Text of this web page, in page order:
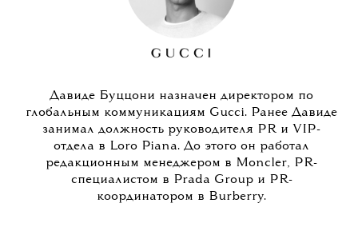
Давиде Буццони назначен директором по
глобальным коммуникациям Gucci. Ранее Давиде
занимал должность руководителя PR и VIP-
отдела в Loro Piana. До этого он работал
редакционным менеджером в Moncler, PR-
специалистом в Prada Group и PR-
координатором в Burberry.